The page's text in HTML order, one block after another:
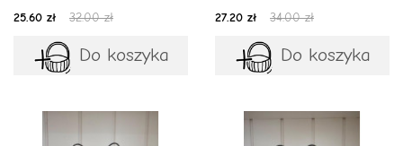
25.60 zł 32.00 zł
Do koszyka
27.20 zł 34.00 zł
Do koszyka